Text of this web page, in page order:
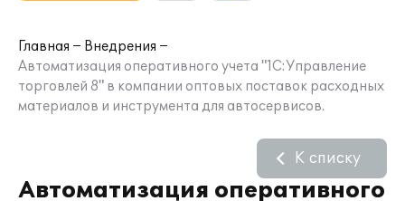
Главная
Внедрения
Автоматизация оперативного учета "1С:Управление
торговлей 8" в компании оптовых поставок расходных
материалов и инструмента для автосервисов.
Автоматизация оперативного
К списку